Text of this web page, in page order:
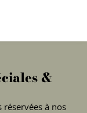
&
réservées à nos